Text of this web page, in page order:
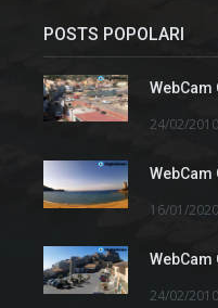
POSTS POPOLARI
24/02/2010
16/01/2020
24/02/2010